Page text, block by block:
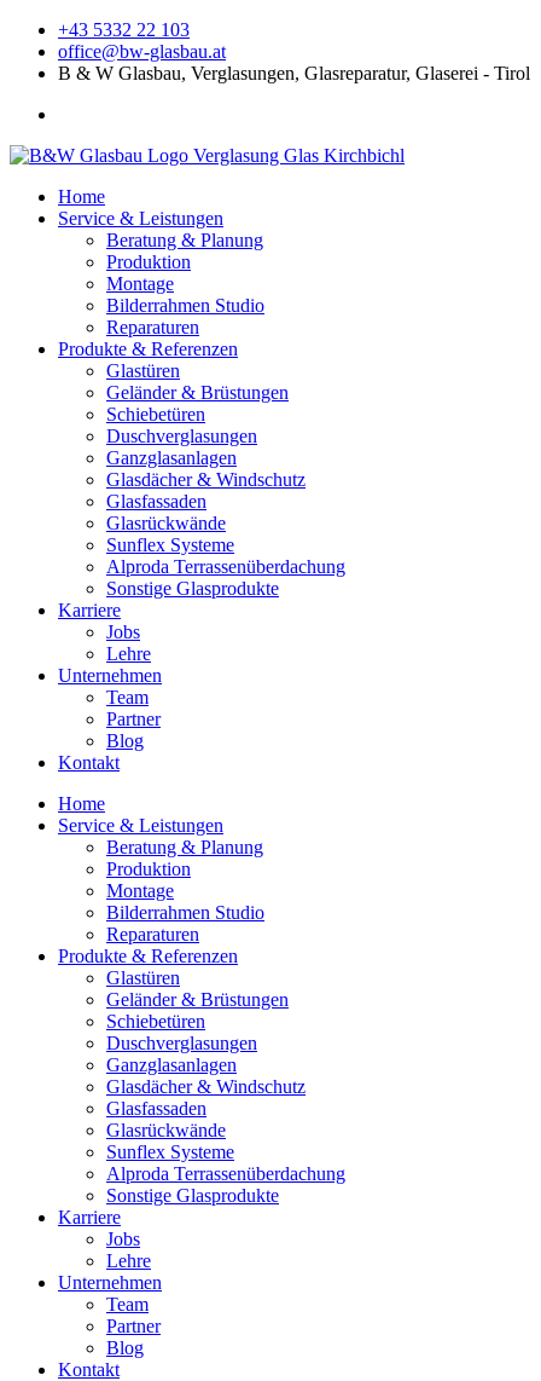
+43 5332 22 103
office@bw-glasbau.at
B & W Glasbau, Verglasungen, Glasreparatur, Glaserei - Tirol
Home
Service & Leistungen
Beratung & Planung
Produktion
Montage
Bilderrahmen Studio
Reparaturen
Produkte & Referenzen
Glastüren
Geländer & Brüstungen
Schiebetüren
Duschverglasungen
Ganzglasanlagen
Glasdächer & Windschutz
Glasfassaden
Glasrückwände
Sunflex Systeme
Alproda Terrassenüberdachung
Sonstige Glasprodukte
Karriere
Jobs
Lehre
Unternehmen
Team
Partner
Blog
Kontakt
Home
Service & Leistungen
Beratung & Planung
Produktion
Montage
Bilderrahmen Studio
Reparaturen
Produkte & Referenzen
Glastüren
Geländer & Brüstungen
Schiebetüren
Duschverglasungen
Ganzglasanlagen
Glasdächer & Windschutz
Glasfassaden
Glasrückwände
Sunflex Systeme
Alproda Terrassenüberdachung
Sonstige Glasprodukte
Karriere
Jobs
Lehre
Unternehmen
Team
Partner
Blog
Kontakt